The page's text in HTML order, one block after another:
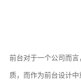
前台对于一个公司而
质，而作为前台设计